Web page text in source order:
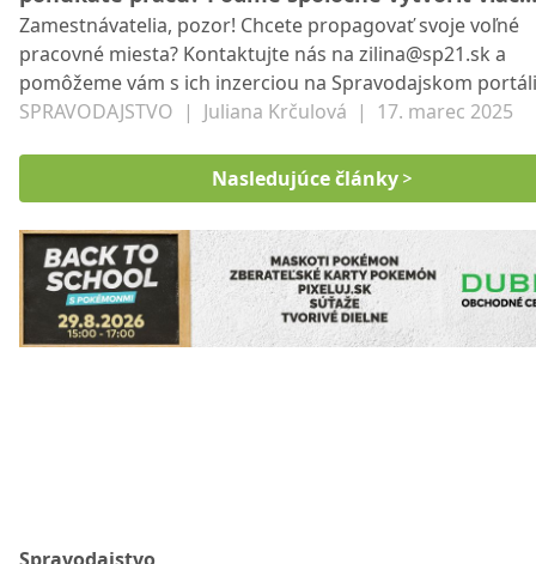
príležitostí pre všetkých
Zamestnávatelia, pozor! Chcete propagovať svoje voľné
pracovné miesta? Kontaktujte nás na zilina@sp21.sk a
pomôžeme vám s ich inzerciou na Spravodajskom
SP21. Veríme v rast nášho regiónu a chceme podporovať
vytvoriť viac príležitostí pre všetkých!
SPRAVODAJSTVO | Juliana Krčulová | 17. marec 2025
Nasledujúce články